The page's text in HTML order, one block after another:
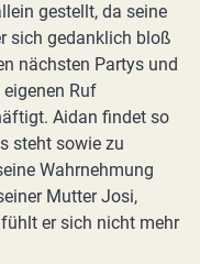
gestellt, da seine
sich gedanklich bloß
nächsten Partys und
eigenen Ruf
Aidan findet so
steht sowie zu
Wahrnehmung
Mutter Josi,
er sich nicht mehr